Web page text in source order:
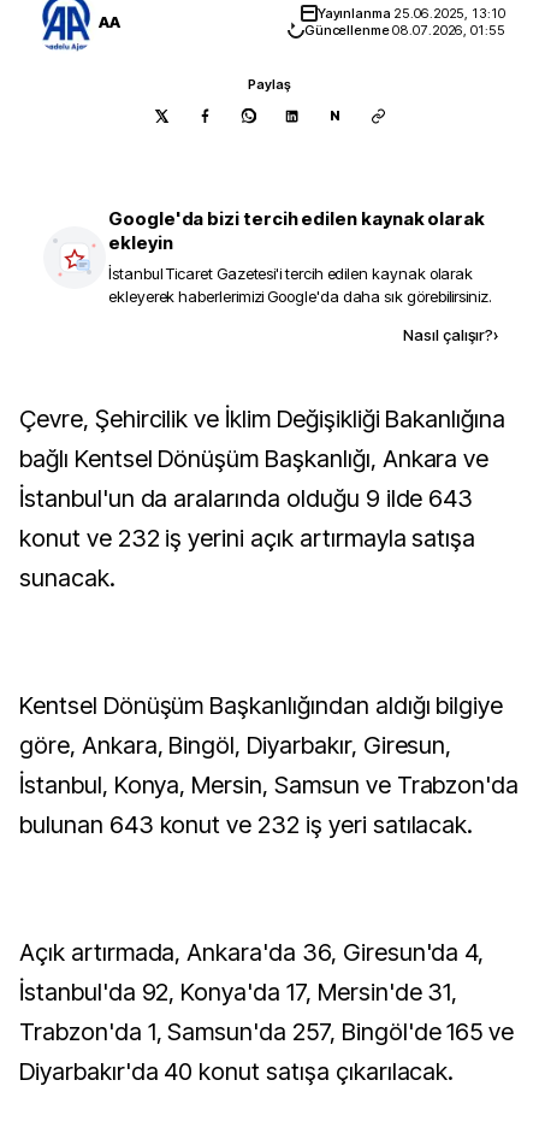
AA Yayınlanma 25.06.2025, 13:10
Güncellenme08.07.2026, 01:55
Paylaş
N
Google'da bizi tercih edilen kaynak olarak
ekleyin
İstanbul Ticaret Gazetesi'i tercih edilen kaynak olarak
ekleyerek haberlerimizi Google'da daha sık görebilirsiniz.
Nasıl çalışır?›
Çevre, Şehircilik ve İklim Değişikliği Bakanlığına
bağlı Kentsel Dönüşüm Başkanlığı, Ankara ve
İstanbul'un da aralarında olduğu 9 ilde 643
konut ve 232 iş yerini açık artırmayla satışa
sunacak.
Kentsel Dönüşüm Başkanlığından aldığı bilgiye
göre, Ankara, Bingöl, Diyarbakır, Giresun,
İstanbul, Konya, Mersin, Samsun ve Trabzon'da
bulunan 643 konut ve 232 iş yeri satılacak.
Açık artırmada, Ankara'da 36, Giresun'da 4,
İstanbul'da 92, Konya'da 17, Mersin'de 31,
Trabzon'da 1, Samsun'da 257, Bingöl'de 165 ve
Diyarbakır'da 40 konut satışa çıkarılacak.